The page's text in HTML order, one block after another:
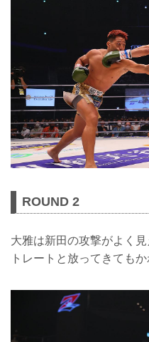
ROUND 2
大雅は新田の攻撃がよく
トレートと放ってきても